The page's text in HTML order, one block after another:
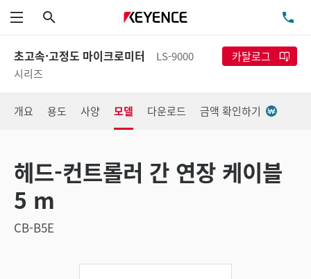
메뉴
초고속·고정도 마이크로미터
LS-9000
시리즈
카탈로그
개요 용도 사양 모델 다운로드 금액 확인하기
헤드-컨트롤러 간 연장 케이블
5 m
CB-B5E